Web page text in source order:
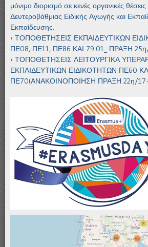
μόνιμο διορισμό σε κενές οργανικές
Δευτεροβάθμιας Ειδικής Αγωγής και
Εκπαίδευσης.
ΤΟΠΟΘΕΤΗΣΕΙΣ ΕΚΠΑΙΔΕΥΤΙΚΩΝ
ΠΕ08, ΠΕ11, ΠΕ86 ΚΑΙ 79.01_ ΠΡΑΞΗ
ΤΟΠΟΘΕΤΗΣΕΙΣ ΛΕΙΤΟΥΡΓΙΚΑ
ΕΚΠΑΙΔΕΥΤΙΚΩΝ ΕΙΔΙΚΟΤΗΤΩΝ ΠΕ60
ΠΕ70(ΑΝΑΚΟΙΝΟΠΟΙΗΣΗ ΠΡΑΞΗ 22η/17-